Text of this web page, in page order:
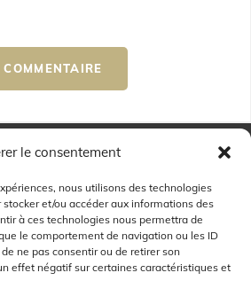
le consentement
nous utilisons des technologies
et/ou accéder aux informations des
à ces technologies nous permettra de
le comportement de navigation ou les ID
ne pas consentir ou de retirer son
effet négatif sur certaines caractéristiques et
ue